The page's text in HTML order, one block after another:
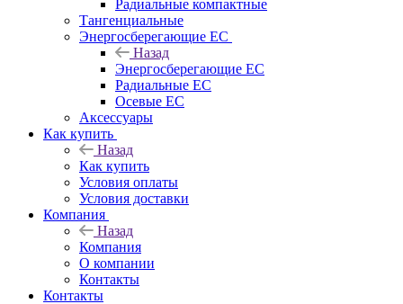
Радиальные компактные
Тангенциальные
Энергосберегающие EC
Назад
Энергосберегающие EC
Радиальные EC
Осевые EC
Аксессуары
Как купить
Назад
Как купить
Условия оплаты
Условия доставки
Компания
Назад
Компания
О компании
Контакты
Контакты